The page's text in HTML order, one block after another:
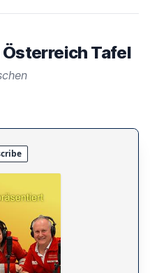
Österreich Tafel